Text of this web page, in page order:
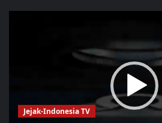
Jejak-Indonesia TV